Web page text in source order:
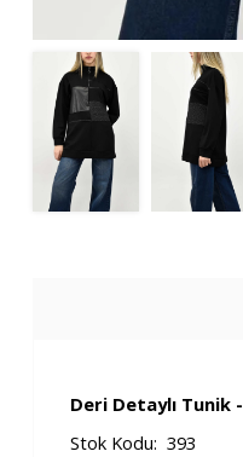
Deri Detaylı Tunik
Stok Kodu: 393